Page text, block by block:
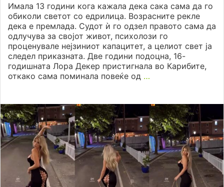
Имала 13 години кога кажала дека сака сама да го
обиколи светот со едрилица. Возрасните рекле
дека е премлада. Судот ѝ го одзел правото сама да
одлучува за својот живот, психолози го
проценувале нејзиниот капацитет, а целиот свет ја
следел приказната. Две години подоцна, 16-
годишната Лора Декер пристигнала во Карибите,
откако сама поминала повеќе од …